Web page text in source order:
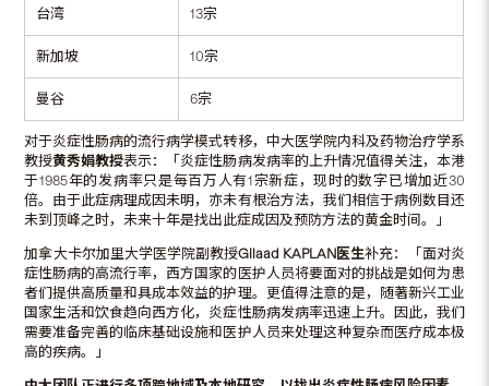
台湾 13宗
新加坡 10宗
曼谷 6宗
对于炎症性肠病的流行病学模式转移，中大医学院内科及药物治疗学系
教授黄秀娟教授表示：「炎症性肠病发病率的上升情况值得关注，本港
于1985年的发病率只是每百万人有1宗新症，现时的数字已增加近30
倍。由于此症病理成因未明，亦未有根治方法，我们相信于病例数目还
未到顶峰之时，未来十年是找出此症成因及预防方法的黄金时间。」
加拿大卡尔加里大学医学院副教授Gilaad KAPLAN医生补充：「面对炎
症性肠病的高流行率，西方国家的医护人员将要面对的挑战是如何为患
者们提供高质量和具成本效益的护理。更值得注意的是，随著新兴工业
国家生活和饮食趋向西方化，炎症性肠病发病率迅速上升。因此，我们
需要准备完善的临床基础设施和医护人员来处理这种复杂而医疗成本极
高的疾病。」